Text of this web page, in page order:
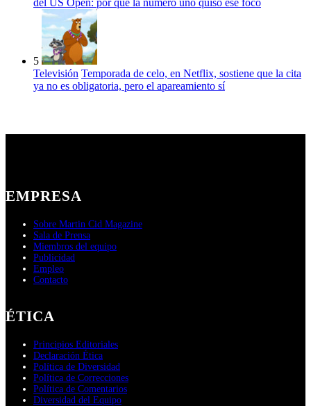
del US Open: por qué la número uno quiso ese foco
5
Televisión Temporada de celo, en Netflix, sostiene que la cita
ya no es obligatoria, pero el apareamiento sí
EMPRESA
Sobre Martin Cid Magazine
Sala de Prensa
Miembros del equipo
Publicidad
Empleo
Contacto
ÉTICA
Principios Editoriales
Declaración Ética
Política de Diversidad
Política de Correcciones
Política de Comentarios
Diversidad del Equipo